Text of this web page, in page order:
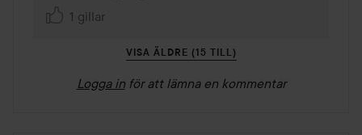
1 gillar
VISA ÄLDRE (15 TILL)
Logga in för att lämna en kommentar